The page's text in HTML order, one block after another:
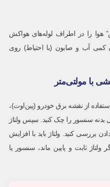
را در اطراف لوله‌های هواکش
کمی آب و صابون (با احتیاط) روی
با مولتی‌متر
از نقشه برق خودرو (پین‌اوت)،
۱۲ یا ۵ ولت) و اتصال بدنه سنسور را چک کنید. سپس ولتاژ
بررسی کنید. ولتاژ باید با افزایش
ثابت و پایین ماند، سنسور یا